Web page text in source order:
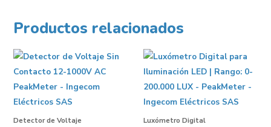
Productos relacionados
Detector de Voltaje Luxómetro Digital